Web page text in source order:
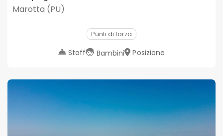
Marotta (PU)
Punti di forza
Staff Bambini Posizione